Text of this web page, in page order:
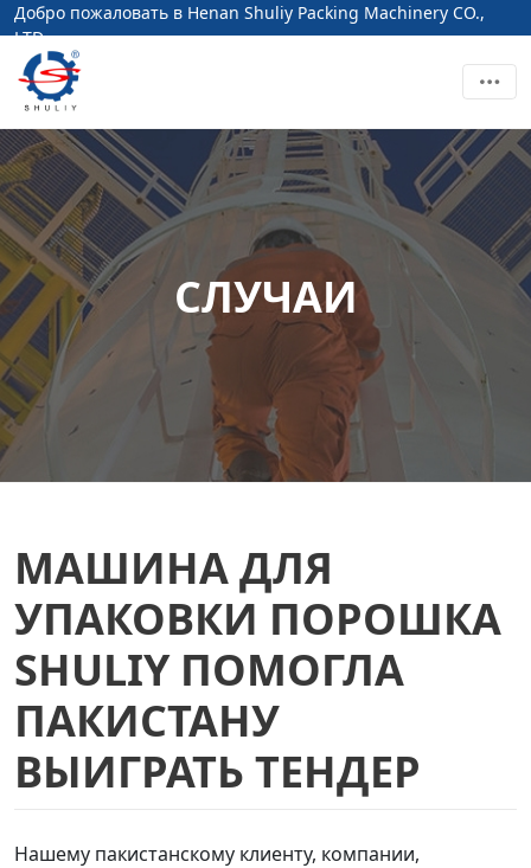
Добро пожаловать в Henan Shuliy Packing Machinery CO.,
LTD
СЛУЧАИ
МАШИНА ДЛЯ
УПАКОВКИ ПОРОШКА
SHULIY ПОМОГЛА
ПАКИСТАНУ
ВЫИГРАТЬ ТЕНДЕР
Нашему пакистанскому клиенту, компании,